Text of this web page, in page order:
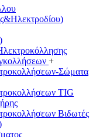
+
Σώματα
TIG
Βιδωτές